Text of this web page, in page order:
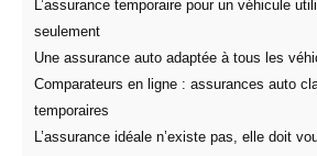
L’assurance temporaire pour un véhicule
seulement
Une assurance auto adaptée à tous les
Comparateurs en ligne : assurances auto
temporaires
L’assurance idéale n’existe pas, elle doit